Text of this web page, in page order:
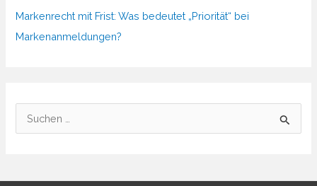
Markenrecht mit Frist: Was bedeutet „Priorität“ bei
Markenanmeldungen?
u